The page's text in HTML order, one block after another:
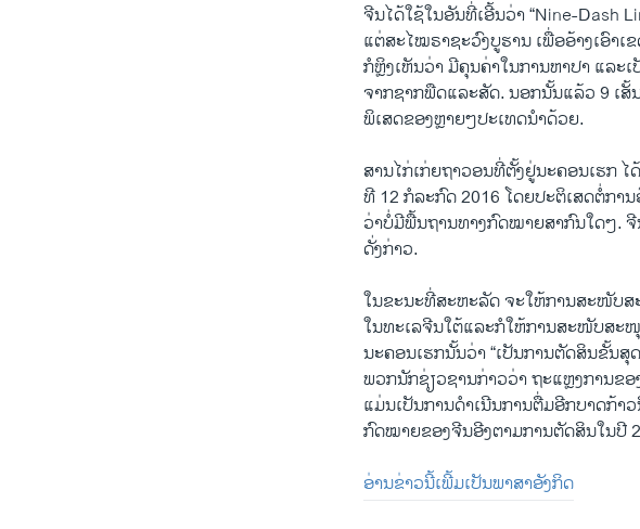
ຈີນໄດ້ໃຊ້ໃນອັນທີ່ເອີ້ນວ່າ “Nine-Dash
ແຕ່ສະໄໝຣາຊະວົງບູຮານ ເພື່ອອ້າງເອົາເ
ກໍຫຼິງເຫັນວ່າ ມີຄຸນຄ່າໃນການຫາປາ ແລະ
ຈາກຊາກພືດແລະສັດ. ນອກນັ້ນແລ້ວ 9 ເ
ພິເສດຂອງຫຼາຍໆປະເທດນຳດ້ວຍ.
ສານໄກ່ເກ່ຍຖາວອນທີ່ຕັ້ງຢູ່ນະຄອນເຮກ
ທີ 12 ກໍລະກົດ 2016 ໂດຍປະຕິເສດຕໍ່ກາ
ວ່າບໍ່ມີພື້ນຖານທາງກົດໝາຍສາກົນໃດໆ.
ດັ່ງກ່າວ.
ໃນຂະນະທີ່ສະຫະລັດ ຈະໃຫ້ການສະໜັບ
ໃນທະເລຈີນໃຕ້ແລະກໍໃຫ້ການສະໜັບສະ
ນະຄອນເຮກນັ້ນວ່າ “ເປັນການຕັດສິນຂັ້ນ
ພວກນັກຊ່ຽວຊານກ່າວວ່າ ຖະແຫຼງການຂ
ແມ່ນເປັນການດຳເນີນການຕື່ມອີກບາດກ້າ
ກົດໝາຍຂອງຈີນອີງຕາມການຕັດສິນໃນປີ
ອ່ານຂ່າວນີ້ເພີ້ມເປັນພາສາອັງກິດ